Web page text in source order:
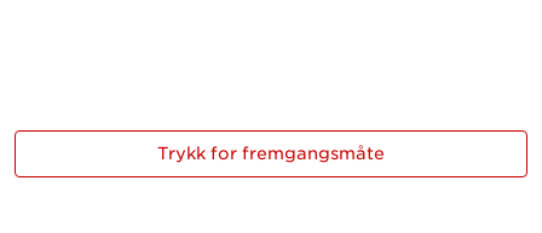
Trykk for fremgangsmåte